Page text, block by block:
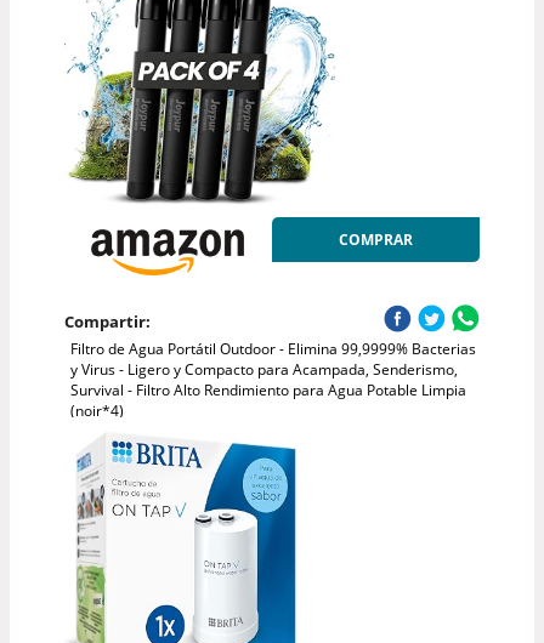
COMPRAR
Compartir:
Filtro de Agua Portátil Outdoor - Elimina 99,9999% Bacterias
y Virus - Ligero y Compacto para Acampada, Senderismo,
Survival - Filtro Alto Rendimiento para Agua Potable Limpia
(noir*4)